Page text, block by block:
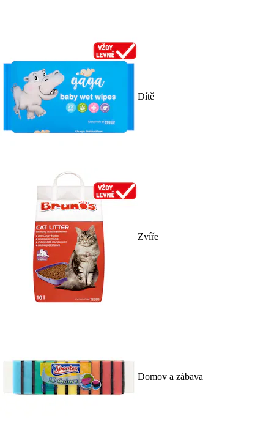
Dítě
Zvíře
Domov a zábava